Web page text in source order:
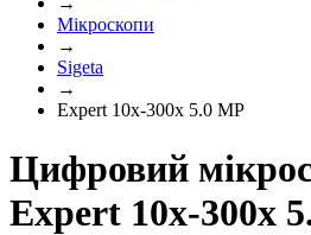
Мікроскопи
→
Sigeta
→
Expert 10x-300x 5.0 MP
Цифровий
Expert 10x-300x